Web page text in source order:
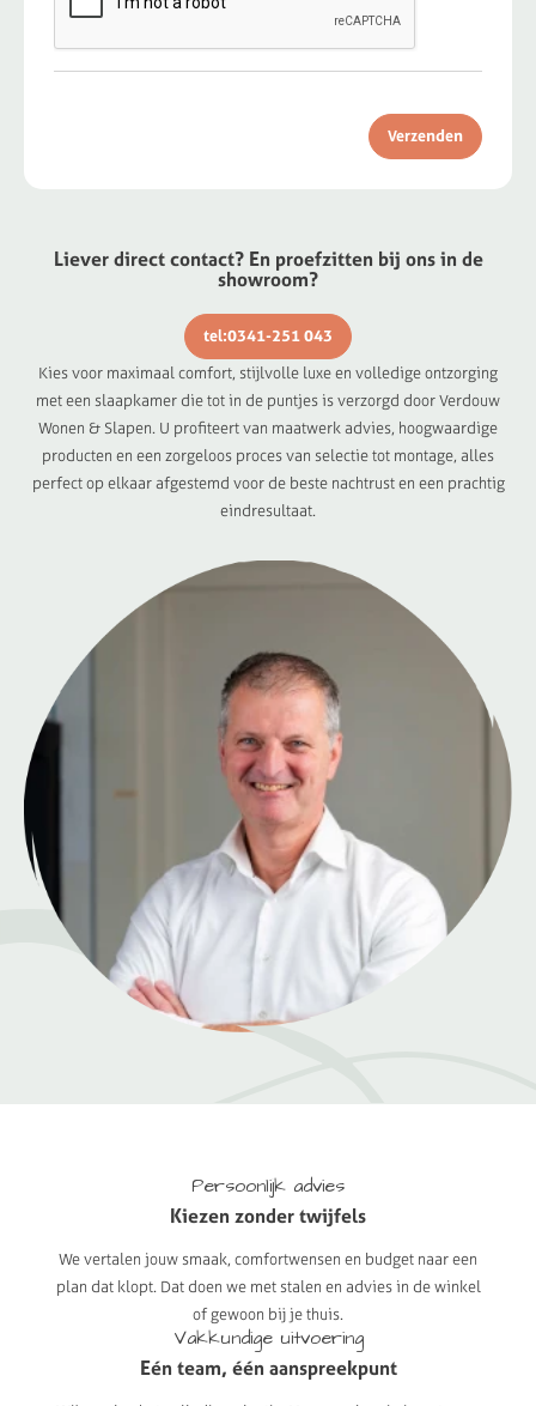
Verzenden
Liever direct contact? En proefzitten bij ons in de
showroom?
tel:0341-251 043
Kies voor maximaal comfort, stijlvolle luxe en volledige ontzorging
met een slaapkamer die tot in de puntjes is verzorgd door Verdouw
Wonen & Slapen. U profiteert van maatwerk advies, hoogwaardige
producten en een zorgeloos proces van selectie tot montage, alles
perfect op elkaar afgestemd voor de beste nachtrust en een prachtig
eindresultaat.
Persoonlijk advies
Kiezen zonder twijfels
We vertalen jouw smaak, comfortwensen en budget naar een
plan dat klopt. Dat doen we met stalen en advies in de winkel
of gewoon bij je thuis.
Vakkundige uitvoering
Eén team, één aanspreekpunt